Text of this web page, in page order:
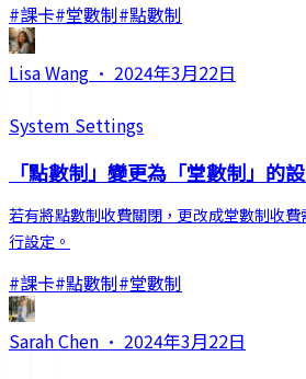
#課卡#堂數制#點數制
Lisa Wang · 2024年3月22日
System Settings
「點數制」變更為「堂數制」的
若有將點數制收費關閉，更改成堂數制收
行設定。
#課卡#點數制#堂數制
Sarah Chen · 2024年3月22日